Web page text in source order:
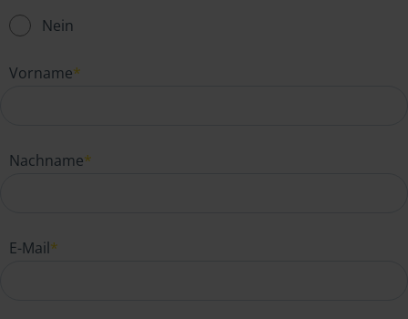
Nein
Vorname*
Nachname*
E-Mail*